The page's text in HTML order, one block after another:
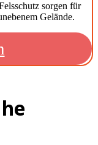
sorgen für
Gelände.